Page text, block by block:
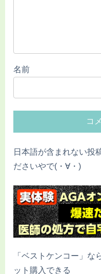
名前
日本語が含まれない投
ださいやで(・∀・)
「ベストケンコー」な
ット購入できる